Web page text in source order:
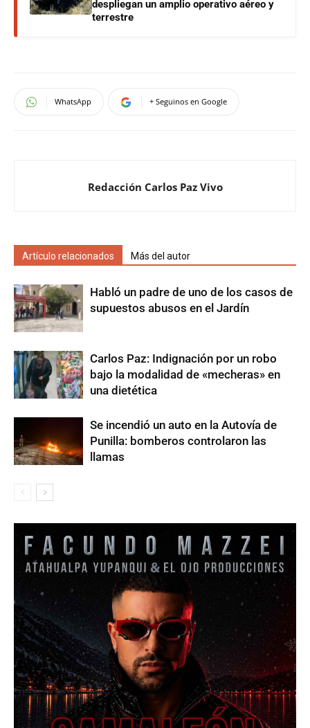
despliegan un amplio operativo aéreo y
terrestre
WhatsApp + Seguinos en Google
Redacción Carlos Paz Vivo
Artículo relacionados Más del autor
Habló un padre de uno de los casos de
supuestos abusos en el Jardín
Carlos Paz: Indignación por un robo
bajo la modalidad de «mecheras» en
una dietética
Se incendió un auto en la Autovía de
Punilla: bomberos controlaron las
llamas